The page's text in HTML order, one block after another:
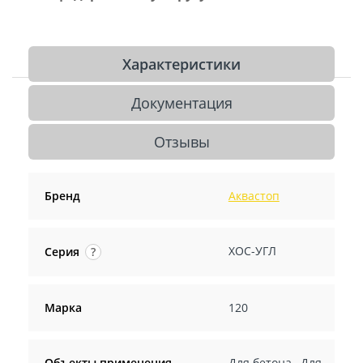
Характеристики
Документация
Отзывы
Бренд Аквастоп
Серия ? ХОС-УГЛ
Марка 120